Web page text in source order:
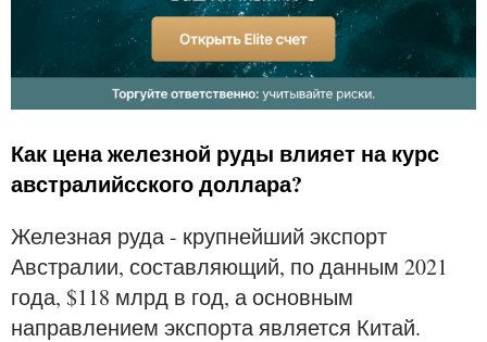
Как цена железной руды влияет на курс
австралийсского доллара?
Железная руда - крупнейший экспорт
Австралии, составляющий, по данным 2021
года, $118 млрд в год, а основным
направлением экспорта является Китай.